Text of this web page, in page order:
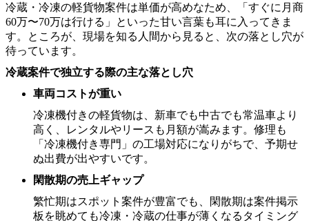
冷蔵・冷凍の軽貨物案件は単価が高めなため、「すぐに月商
60万〜70万は行ける」といった甘い言葉も耳に入ってきま
す。ところが、現場を知る人間から見ると、次の落とし穴が
待っています。
冷蔵案件で独立する際の主な落とし穴
車両コストが重い
冷凍機付きの軽貨物は、新車でも中古でも常温車より
高く、レンタルやリースも月額が嵩みます。修理も
「冷凍機付き専門」の工場対応になりがちで、予期せ
ぬ出費が出やすいです。
閑散期の売上ギャップ
繁忙期はスポット案件が豊富でも、閑散期は案件掲示
板を眺めても冷凍・冷蔵の仕事が薄くなるタイミング